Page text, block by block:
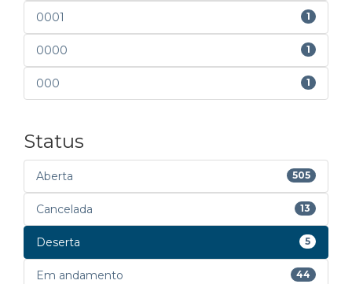
0001 1
0000 1
000 1
Status
Aberta 505
Cancelada 13
Deserta 5
Em andamento 44